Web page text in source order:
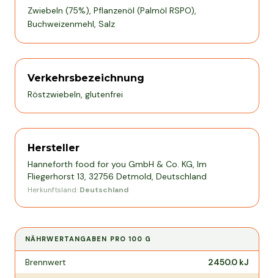
Zwiebeln (75%), Pflanzenöl (Palmöl RSPO),
Buchweizenmehl, Salz
Verkehrsbezeichnung
Röstzwiebeln, glutenfrei
Hersteller
Hanneforth food for you GmbH & Co. KG, Im
Fliegerhorst 13, 32756 Detmold, Deutschland
Herkunftsland: Deutschland
NÄHRWERTANGABEN PRO100 G
Nährwertangaben pro
Brennwert 2450.0 kJ